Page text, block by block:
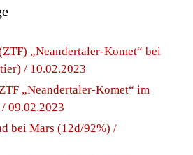
„Neandertaler-Komet“ bei
/ 10.02.2023
„Neandertaler-Komet“ im
09.02.2023
bei Mars (12d/92%) /